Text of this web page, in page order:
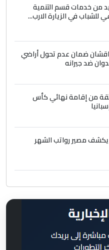
من خدمات قسم التنمية
للشباب في الزيارة الارب...
ضمان عدم تحول أراضي
ضد جيرانه
من إقامة نهائي كأس
مصير رواتب الشهر